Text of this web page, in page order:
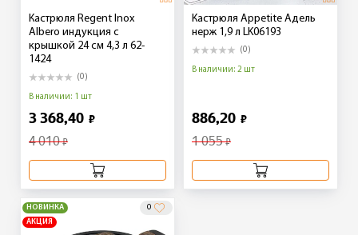
Кастрюля Regent Inox
Albero индукция с
крышкой 24 см 4,3 л 62-
1424
(0)
В наличии: 1 шт
3 368,40 ₽
4 010₽
Кастрюля Appetite Адель
нерж 1,9 л LK06193
(0)
В наличии: 2 шт
886,20 ₽
1 055₽
НОВИНКА
АКЦИЯ
0